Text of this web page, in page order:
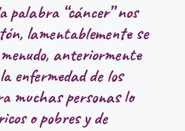
palabra “cáncer” nos
lamentablemente se
anteriormente
enfermedad de los
muchas personas lo
o pobres y de